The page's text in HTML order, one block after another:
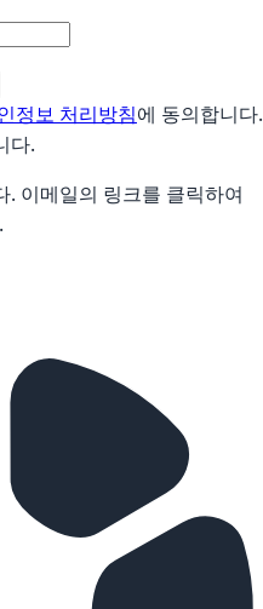
정보 처리방침에 동의합니다.
다.
이메일의 링크를 클릭하여